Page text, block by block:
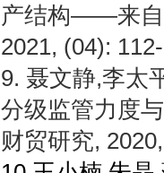
产结构——来自
2021, (04):
9. 聂文静,李太
分级监管力度
财贸研究,